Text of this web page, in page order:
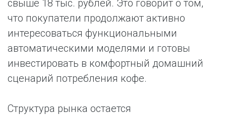
свыше 18 тыс. рублей. Это говорит о том,
что покупатели продолжают активно
интересоваться функциональными
автоматическими моделями и готовы
инвестировать в комфортный домашний
сценарий потребления кофе.
Структура рынка остается